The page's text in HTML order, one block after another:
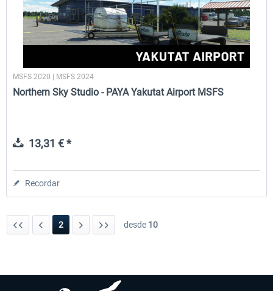
MSFS 2020 | MSFS 2024
Northern Sky Studio - PAYA Yakutat Airport MSFS
13,31 € *
Recordar
2 desde 10